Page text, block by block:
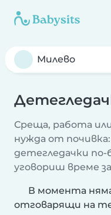
Среща, работа
нужда от
детегледачки
уговориш време
В момента
отговарящи на